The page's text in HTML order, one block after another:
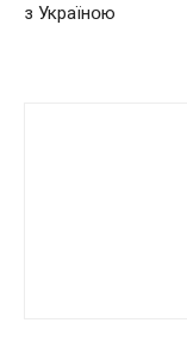
з Українօю